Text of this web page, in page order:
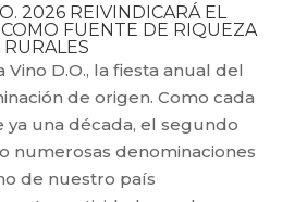
2026 REIVINDICARÁ EL
FUENTE DE RIQUEZA
Vino D.O., la fiesta anual del
de origen. Como cada
ya una década, el segundo
numerosas denominaciones
de nuestro país